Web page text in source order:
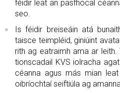
féidir leat an pasfhocal
seo.
Is féidir breiseáin atá
taisce teimpléid, giniúint
rith ag eatraimh ama ar
tionscadail KVS iolracha
céanna agus más mian
oibríochtaí seiftiúla ag